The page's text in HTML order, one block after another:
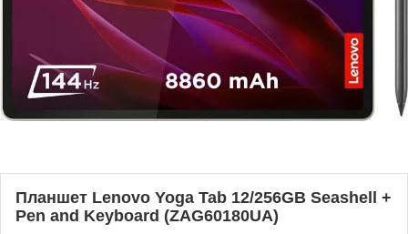
Планшет Lenovo Yoga Tab 12/256GB Seashell +
Pen and Keyboard (ZAG60180UA)